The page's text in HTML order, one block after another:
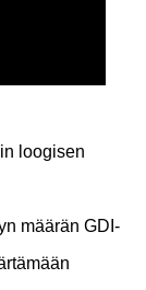
loogisen
määrän GDI-